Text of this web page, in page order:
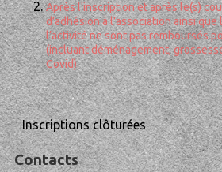
Après l'inscription et après le(s)
d’adhésion à l’association ainsi
l’activité ne sont pas remboursés
(incluant déménagement,
Covid).
Inscriptions clôturées
Contacts